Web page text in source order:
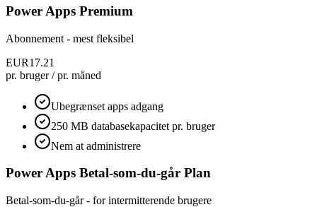
Power Apps Premium
Abonnement - mest fleksibel
EUR17.21
pr. bruger / pr. måned
Ubegrænset apps adgang
250 MB databasekapacitet pr. bruger
Nem at administrere
Power Apps Betal-som-du-går Plan
Betal-som-du-går - for intermitterende brugere